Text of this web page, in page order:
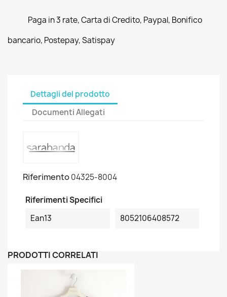
Paga in 3 rate, Carta di Credito, Paypal, Bonifico
bancario, Postepay, Satispay
Dettagli del prodotto
Documenti Allegati
Riferimento04325-8004
Riferimenti Specifici
Ean13
8052106408572
PRODOTTI CORRELATI